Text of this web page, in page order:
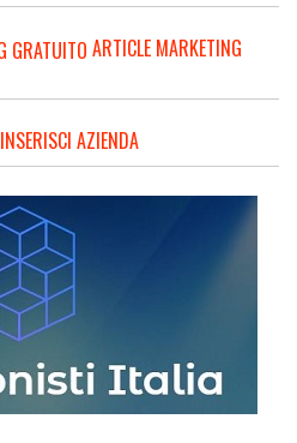
ARTICLE MARKETING
INSERISCI AZIENDA